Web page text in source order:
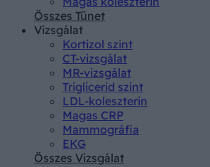
Összes Tünet
Vizsgálat
Kortizol szint
CT-vizsgálat
MR-vizsgálat
Triglicerid szint
LDL-koleszterin
Magas CRP
Mammográfia
EKG
Összes Vizsgálat